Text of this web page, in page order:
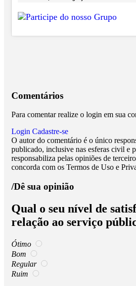
Comentários
Para comentar realize o login em sua
Login Cadastre-se
O autor do comentário é o único
publicado, inclusive nas esferas civil e
responsabiliza pelas opiniões de
concorda com os Termos de Uso e
/Dê sua opinião
Qual o seu nível de
relação ao serviço
Ótimo
Bom
Regular
Ruim